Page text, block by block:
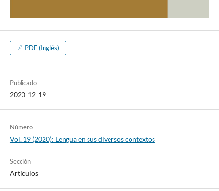
PDF (Inglés)
Publicado
2020-12-19
Número
Vol. 19 (2020): Lengua en sus diversos contextos
Sección
Artículos